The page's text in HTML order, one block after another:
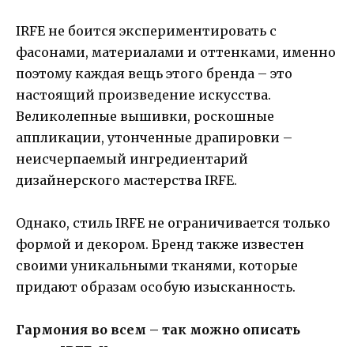
IRFE не боится экспериментировать с
фасонами, материалами и оттенками, именно
поэтому каждая вещь этого бренда – это
настоящий произведение искусства.
Великолепные вышивки, роскошные
аппликации, утонченные драпировки –
неисчерпаемый ингредиентарий
дизайнерского мастерства IRFE.
Однако, стиль IRFE не ограничивается только
формой и декором. Бренд также известен
своими уникальными тканями, которые
придают образам особую изысканность.
Гармония во всем – так можно описать